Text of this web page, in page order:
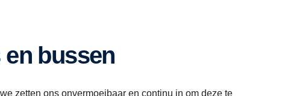
en bussen
zetten ons onvermoeibaar en continu in om deze te